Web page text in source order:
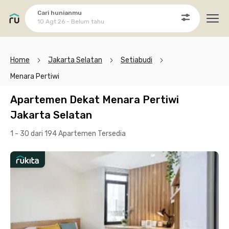
Cari hunianmu
10 Agt 26 - Belum tahu
Home Jakarta Selatan
Setiabudi
Menara Pertiwi
Apartemen Dekat Menara Pertiwi
Jakarta Selatan
1 - 30 dari 194 Apartemen Tersedia